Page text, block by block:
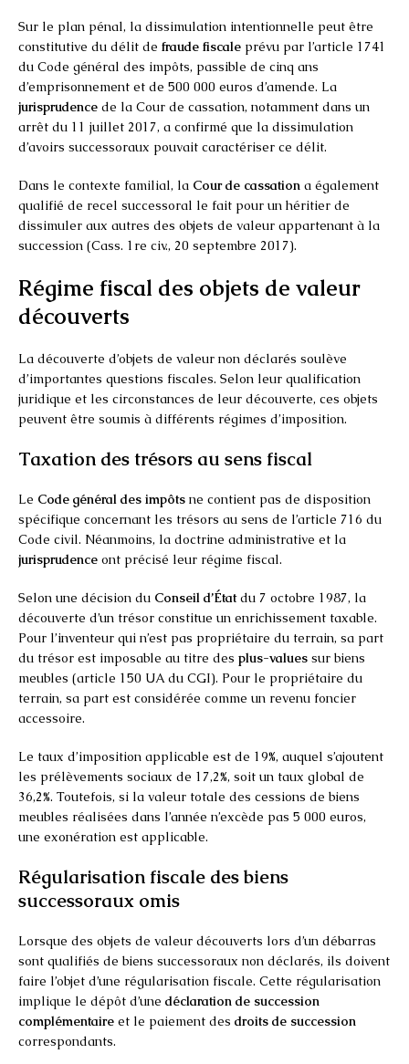
Sur le plan pénal, la dissimulation intentionnelle peut être
constitutive du délit de fraude fiscale prévu par l’article 1741
du Code général des impôts, passible de cinq ans
d’emprisonnement et de 500 000 euros d’amende. La
jurisprudence de la Cour de cassation, notamment dans un
arrêt du 11 juillet 2017, a confirmé que la dissimulation
d’avoirs successoraux pouvait caractériser ce délit.
Dans le contexte familial, la Cour de cassation a également
qualifié de recel successoral le fait pour un héritier de
dissimuler aux autres des objets de valeur appartenant à la
succession (Cass. 1re civ., 20 septembre 2017).
Régime fiscal des objets de valeur
découverts
La découverte d’objets de valeur non déclarés soulève
d’importantes questions fiscales. Selon leur qualification
juridique et les circonstances de leur découverte, ces objets
peuvent être soumis à différents régimes d’imposition.
Taxation des trésors au sens fiscal
Le Code général des impôts ne contient pas de disposition
spécifique concernant les trésors au sens de l’article 716 du
Code civil. Néanmoins, la doctrine administrative et la
jurisprudence ont précisé leur régime fiscal.
Selon une décision du Conseil d’Étatdu 7 octobre 1987, la
découverte d’un trésor constitue un enrichissement taxable.
Pour l’inventeur qui n’est pas propriétaire du terrain, sa part
du trésor est imposable au titre des plus-values sur biens
meubles (article 150 UA du CGI). Pour le propriétaire du
terrain, sa part est considérée comme un revenu foncier
accessoire.
Le taux d’imposition applicable est de 19%, auquel s’ajoutent
les prélèvements sociaux de 17,2%, soit un taux global de
36,2%. Toutefois, si la valeur totale des cessions de biens
meubles réalisées dans l’année n’excède pas 5 000 euros,
une exonération est applicable.
Régularisation fiscale des biens
successoraux omis
Lorsque des objets de valeur découverts lors d’un débarras
sont qualifiés de biens successoraux non déclarés, ils doivent
faire l’objet d’une régularisation fiscale. Cette régularisation
implique le dépôt d’une déclaration de succession
complémentaire et le paiement des droits de succession
correspondants.